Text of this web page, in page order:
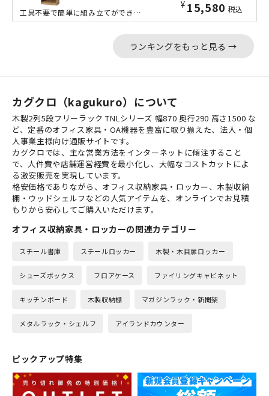
¥ 15,580 税込
工具不要で簡単に組み立てができる、高さ1800mmの収納力豊富な文庫本棚の少しワ...
ランキングをもっと見る →
カグクロ（kagukuro）について
木製2列5段フリーラック TNLシリーズ 幅870 奥行290 高さ1500 な
ど、定番のオフィス家具・OA機器を豊富に取り揃えた、法人・個
人事業主様向け通販サイトです。
カグクロでは、主な営業方法をインターネットに傾注すること
で、人件費や店舗運営経費を最小化し、大幅なコストカットによ
る激安販売を実現しています。
格安価格でありながら、オフィス収納家具・ロッカー、木製収納
棚・ウッドシェルフなどの人気アイテムを、オンラインでお見積
もりから安心してご購入いただけます。
オフィス収納家具・ロッカーの関連カテゴリー
スチール書庫 スチールロッカー 木製・木目扉ロッカー
シューズボックス フロアケース ファイリングキャビネット
キッチンボード 木製収納棚 マガジンラック・新聞架
メタルラック・シェルフ アイランドカウンター
ピックアップ特集